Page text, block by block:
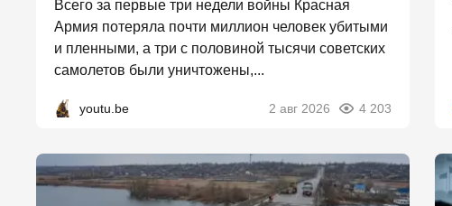
Всего за первые три недели войны Красная
Армия потеряла почти миллион человек убитыми
и пленными, а три с половиной тысячи советских
самолетов были уничтожены,...
youtu.be 2 авг 2026 4 203